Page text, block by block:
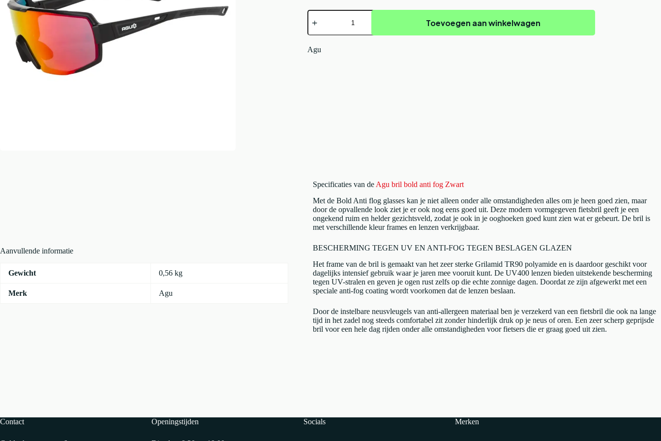
Agu
bril
fog
Zwart
Toevoegen aan winkelwagen
Agu
Specificaties van de Agu bril bold anti fog Zwart
Met de Bold Anti flog glasses kan je niet alleen onder alle omstandigheden alles om je heen goed zien, maar
door de opvallende look ziet je er ook nog eens goed uit. Deze modern vormgegeven fietsbril geeft je een
ongekend ruim en helder gezichtsveld, zodat je ook in je ooghoeken goed kunt zien wat er gebeurt. De bril is
met verschillende kleur frames en lenzen verkrijgbaar.
BESCHERMING TEGEN UV EN ANTI-FOG TEGEN BESLAGEN GLAZEN
Het frame van de bril is gemaakt van het zeer sterke Grilamid TR90 polyamide en is daardoor geschikt voor
dagelijks intensief gebruik waar je jaren mee vooruit kunt. De UV400 lenzen bieden uitstekende bescherming
tegen UV-stralen en geven je ogen rust zelfs op die echte zonnige dagen. Doordat ze zijn afgewerkt met een
speciale anti-fog coating wordt voorkomen dat de lenzen beslaan.
Door de instelbare neusvleugels van anti-allergeen materiaal ben je verzekerd van een fietsbril die ook na lange
tijd in het zadel nog steeds comfortabel zit zonder hinderlijk druk op je neus of oren. Een zeer scherp geprijsde
bril voor een hele dag rijden onder alle omstandigheden voor fietsers die er graag goed uit zien.
Aanvullende informatie
Gewicht 0,56 kg
Merk Agu
Contact Openingstijden Socials Merken